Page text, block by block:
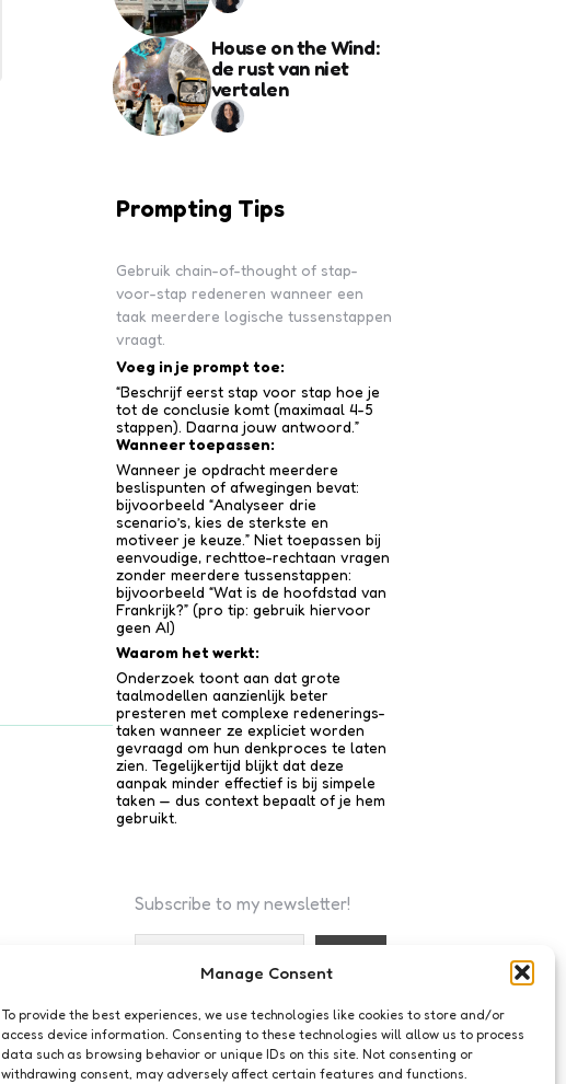
Manage Consent
To provide the best experiences, we use technologies like cookies to store and/or
access device information. Consenting to these technologies will allow us to process
data such as browsing behavior or unique IDs on this site. Not consenting or
withdrawing consent, may adversely affect certain features and functions.
House on the Wind:
de rust van niet
vertalen
Prompting Tips
Gebruik chain-of-thought of stap-
voor-stap redeneren wanneer een
taak meerdere logische tussenstappen
vraagt.
Voeg in je prompt toe:
“Beschrijf eerst stap voor stap hoe je
tot de conclusie komt (maximaal 4-5
stappen). Daarna jouw antwoord.”
Wanneer toepassen:
Wanneer je opdracht meerdere
beslispunten of afwegingen bevat:
bijvoorbeeld “Analyseer drie
scenario’s, kies de sterkste en
motiveer je keuze.” Niet toepassen bij
eenvoudige, rechttoe-recht­aan vragen
zonder meerdere tussen­stappen:
bijvoorbeeld “Wat is de hoofdstad van
Frankrijk?” (pro tip: gebruik hiervoor
geen AI)
Waarom het werkt:
Onderzoek toont aan dat grote
taalmodellen aanzienlijk beter
presteren met complexe redenerings­
taken wanneer ze expliciet worden
gevraagd om hun denkproces te laten
zien. Tegelijkertijd blijkt dat deze
aanpak minder effectief is bij simpele
taken — dus context bepaalt of je hem
gebruikt.
Subscribe to my newsletter!